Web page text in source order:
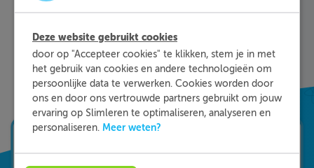
colleges, vuistregels en meer helpen jou om de
ieder fout gegeven antwoord direct een heldere
uitleg hoe je de vraag het beste kunt oplossen.
Zo leer je sneller en effectiever; dat is pas
Slimleren!
Deze website gebruikt cookies
door op "Accepteer cookies" te klikken, stem je in met
het gebruik van cookies en andere technologieën om
persoonlijke data te verwerken. Cookies worden door
ons en door ons vertrouwde partners gebruikt om jouw
ervaring op Slimleren te optimaliseren, analyseren en
personaliseren. Meer weten?